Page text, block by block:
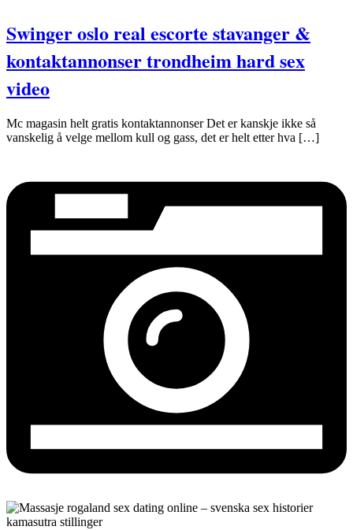
Swinger oslo real escorte stavanger &
kontaktannonser trondheim hard sex
video
Mc magasin helt gratis kontaktannonser Det er kanskje ikke så
vanskelig å velge mellom kull og gass, det er helt etter hva […]